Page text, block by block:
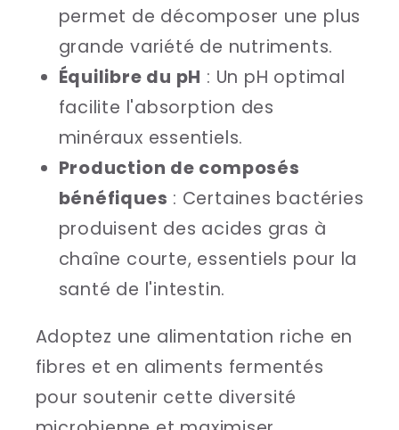
permet de décomposer une plus
grande variété de nutriments.
Équilibre du pH : Un pH optimal
facilite l'absorption des
minéraux essentiels.
Production de composés
bénéfiques : Certaines bactéries
produisent des acides gras à
chaîne courte, essentiels pour la
santé de l'intestin.
Adoptez une alimentation riche en
fibres et en aliments fermentés
pour soutenir cette diversité